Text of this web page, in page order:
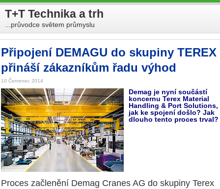
T+T Technika a trh
...průvodce světem průmyslu
Připojení DEMAGU do skupiny TEREX
přináší zákazníkům řadu výhod
10 Červenec 2014
Demag je nyní součástí
koncernu Terex Material
Handling & Port Solutions,
jak ke spojení došlo? Jak
dlouho tento proces trval?
Proces začlenění Demag Cranes AG do skupiny Terex